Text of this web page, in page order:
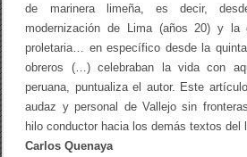
de marinera limeña, es decir,
modernización de Lima (años 20) y la
proletaria… en específico desde la
obreros (…) celebraban la vida con
peruana, puntualiza el autor. Este
audaz y personal de Vallejo sin
hilo conductor hacia los demás textos del
Carlos Quenaya